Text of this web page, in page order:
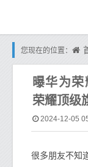
您现在的位置：
曝华为
荣耀顶级
2024-12-05
很多朋友不知